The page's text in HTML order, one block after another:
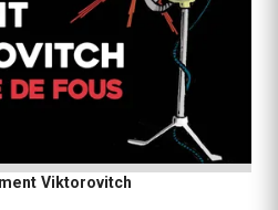
Viktorovitch